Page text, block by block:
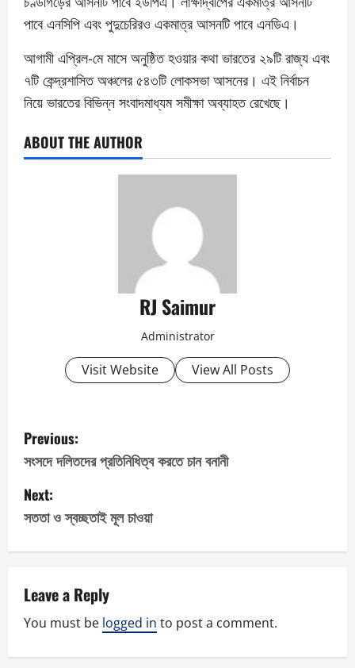
পাবে এনসিপি এবং পুদুচেরিরও একমাত্র আসনটি পাবে এনডিএ।
আগামী এপ্রিল-মে মাসে অনুষ্ঠিত হওয়ার কথা ভারতের ২৯টি রাজ্য এবং
৭টি কেন্দ্রশাসিত অঞ্চলের ৫৪৩টি লোকসভা আসনের। এই নির্বাচন
নিয়ে ভারতের বিভিন্ন সংবাদমাধ্যম সমীক্ষা অব্যাহত রেখেছে।
ABOUT THE AUTHOR
RJ Saimur
Administrator
Visit Website View All Posts
P
o
s
t
n
a
v
Previous:
সংসদে দলিতদের প্রতিনিধিত্ব করতে চান বনানী
Next:
সততা ও স্বচ্ছতাই মূল চাওয়া
Leave a Reply
You must be logged in to post a comment.